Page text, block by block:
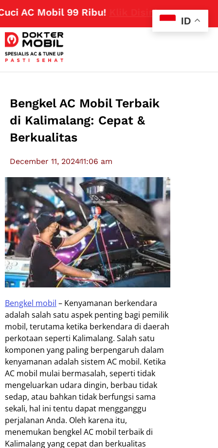
Mobil 99 Ribu!Klik Disini
Bengkel AC Mobil Terbaik
di Kalimalang: Cepat &
Berkualitas
December 11, 202411:06 am
Bengkel mobil – Kenyamanan berkendara
adalah salah satu aspek penting bagi pemilik
mobil, terutama ketika berkendara di daerah
perkotaan seperti Kalimalang. Salah satu
komponen yang paling berpengaruh dalam
kenyamanan adalah sistem AC mobil. Ketika
AC mobil mulai bermasalah, seperti tidak
mengeluarkan udara dingin, berbau tidak
sedap, atau bahkan tidak berfungsi sama
sekali, hal ini tentu dapat mengganggu
perjalanan Anda. Oleh karena itu,
menemukan bengkel AC mobil terbaik di
Kalimalang yang cepat dan berkualitas
ID